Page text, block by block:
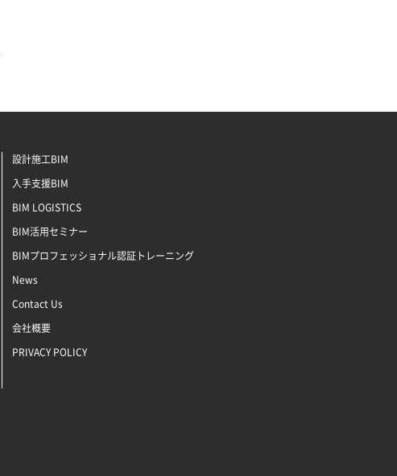
設計施工BIM
入手支援BIM
BIM LOGISTICS
BIM活用セミナー
BIMプロフェッショナル認証トレーニング
News
Contact Us
会社概要
PRIVACY POLICY